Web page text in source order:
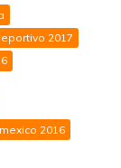
2017
2016